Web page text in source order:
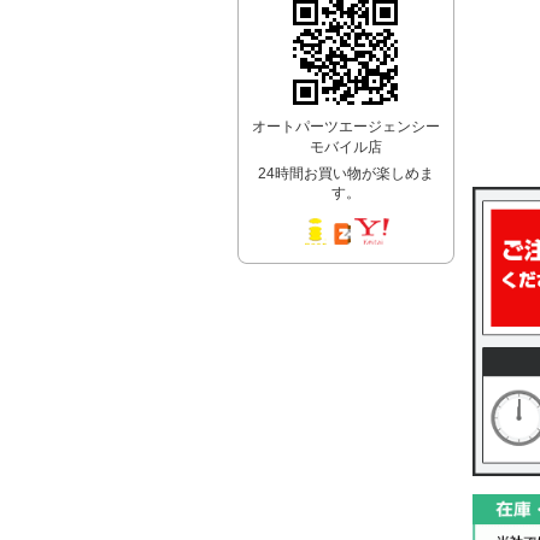
オートパーツエージェンシー
モバイル店
24時間お買い物が楽しめま
す。